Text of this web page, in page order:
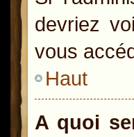
devriez
vous
Haut
A quoi